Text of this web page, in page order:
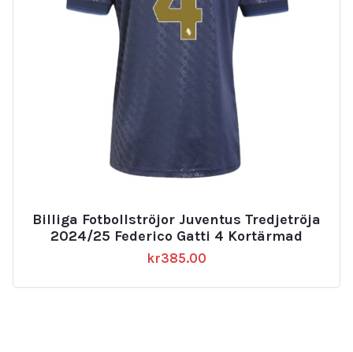
Billiga Fotbollströjor Juventus Tredjetröja
2024/25 Federico Gatti 4 Kortärmad
kr385.00